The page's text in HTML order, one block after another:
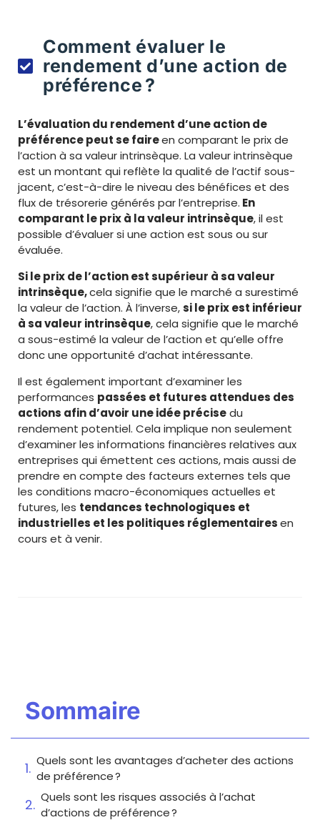
Comment évaluer le
rendement d’une action de
préférence ?
L’évaluation du rendement d’une action de
préférence peut se faireen comparant le prix de
l’action à sa valeur intrinsèque. La valeur intrinsèque
est un montant qui reflète la qualité de l’actif sous-
jacent, c’est-à-dire le niveau des bénéfices et des
flux de trésorerie générés par l’entreprise. En
comparant le prix à la valeur intrinsèque, il est
possible d’évaluer si une action est sous ou sur
évaluée.
Si le prix de l’action est supérieur à sa valeur
intrinsèque,cela signifie que le marché a surestimé
la valeur de l’action. À l’inverse,si le prix est inférieur
à sa valeur intrinsèque, cela signifie que le marché
a sous-estimé la valeur de l’action et qu’elle offre
donc une opportunité d’achat intéressante.
Il est également important d’examiner les
performances passées et futures attendues des
actions afin d’avoir une idée précisedu
rendement potentiel. Cela implique non seulement
d’examiner les informations financières relatives aux
entreprises qui émettent ces actions, mais aussi de
prendre en compte des facteurs externes tels que
les conditions macro-économiques actuelles et
futures, les tendances technologiques et
industrielles et les politiques réglementairesen
cours et à venir.
Sommaire
Quels sont les avantages d’acheter des actions
de préférence ?
Quels sont les risques associés à l’achat
d’actions de préférence ?